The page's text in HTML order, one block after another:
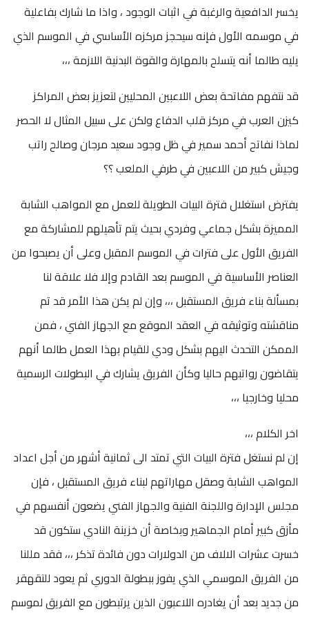
يخسر الدافعية والرغبة في اثبات الوجود ، واذا ما شارك بفاعلية
في موسمه الأول فإنه سيحجز مركزه الأساسي في الموسم الذي
يليه طالما أنه يتسلح بالمهارة والقوة البدنية اللازمة ،،،
قد نتفهم مفاتحة بعض اللاعبين المحليين لتعزيز بعض المراكز
كيزن العرب في مركز قلب الدفاع ولكن على سبيل المثال لا الحصر
لماذا نفاتح أحمد سمير في ظل وجود سعيد مرجان وصالح راتب
وجيش كبير من اللاعبين في طرفي الملعب ؟؟
يفترض استغلال فترة البيات الطويلة للعمل مع المواهب الشابة
المميزة بشكل جماعي وفردي بحيث يتم تأهيلهم للمشاركة مع
الفريق الأول على فترات في الموسم المقبل وعلى أن يصبحوا من
العناصر الأساسية في الموسم بعد القادم وإلا فلا علاقة لنا
بمسألة بناء فريق المستقبل ،،، وإن لم يكن هذا الأمر قد تم
مناقشته وتوثيقه في العقد الموقع مع الجهاز الفني ، فمن
الممكن التحدث اليهم بشكل ودي للقيام بهذا العمل طالما أنهم
يتقاضون رواتبهم حاليا وكأن الفريق يشارك في البطولات الرسمية
محليا وخارجيا ،،،
اخر الكلام ،،،
إن لم نستغل فترة البيات التي تمتد الى ثمانية أشهر من أجل اعداد
المواهب الشابة وصقل مهاراتهم لبناء فريق المستقبل ، فإن
مجلس الإدارة واللجنة الفنية والجهاز الفني يضعون أنفسهم في
مأزق كبير أمام الجماهير وبخاصة أن خزينة النادي ستكون قد
خسرت عشرات الالاف من الدولارات دون فائدة تذكر ،،، فقد مللنا
من الفريق الموسمي الذي يفوز ببطولة الدوري ثم يعود للتقهقر
من جديد بعد أن يغادره اللاعبون الذين يرتبطون مع الفريق لموسم